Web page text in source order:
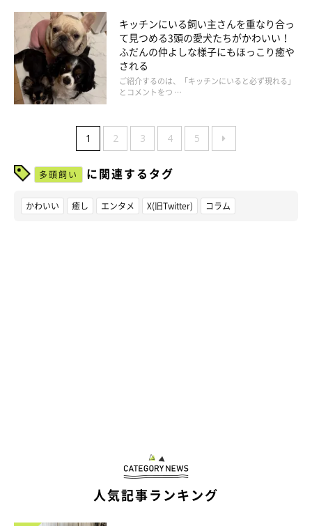
キッチンにいる飼い主さんを重なり合っ
て見つめる3頭の愛犬たちがかわいい！
ふだんの仲よしな様子にもほっこり癒や
される
ご紹介するのは、「キッチンにいると必ず現れる」
とコメントをつ …
1 2 3 4 5
多頭飼い に関連するタグ
かわいい 癒し エンタメ X(旧Twitter) コラム
人気記事ランキング